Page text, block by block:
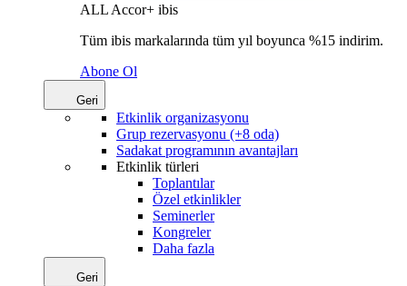
ALL Accor+ ibis
Tüm ibis markalarında tüm yıl boyunca %15 indirim.
Abone Ol
Geri
Etkinlik organizasyonu
Grup rezervasyonu (+8 oda)
Sadakat programının avantajları
Etkinlik türleri
Toplantılar
Özel etkinlikler
Seminerler
Kongreler
Daha fazla
Geri